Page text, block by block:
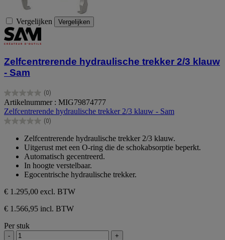
Vergelijken Vergelijken
Zelfcentrerende hydraulische trekker 2/3 klauw
- Sam
(0)
0.0
van
de
5
Artikelnummer : MIG79874777
Zelfcentrerende hydraulische trekker 2/3 klauw - Sam
(0)
0.0
sterren.
Zelfcentrerende hydraulische trekker 2/3 klauw.
Uitgerust met een O-ring die de schokabsorptie beperkt.
Automatisch gecentreerd.
In hoogte verstelbaar.
Egocentrische hydraulische trekker.
€ 1.295,00 excl. BTW
€ 1.566,95 incl. BTW
Per stuk
- +